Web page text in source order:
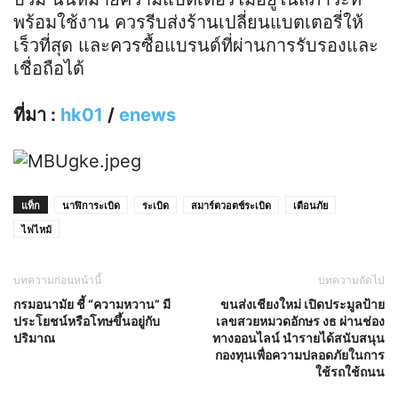
พร้อมใช้งาน ควรรีบส่งร้านเปลี่ยนแบตเตอรี่ให้
เร็วที่สุด และควรซื้อแบรนด์ที่ผ่านการรับรองและ
เชื่อถือได้
ที่มา : hk01 / enews
แท็ก นาฬิการะเบิด ระเบิด สมาร์ตวอตช์ระเบิด
เตือนภัย
ไฟไหม้
บทความก่อนหน้านี้
กรมอนามัย ชี้ “ความหวาน” มี
ประโยชน์หรือโทษขึ้นอยู่กับ
ปริมาณ
บทความถัดไป
ขนส่งเชียงใหม่ เปิดประมูลป้าย
เลขสวยหมวดอักษร งธ ผ่านช่อง
ทางออนไลน์ นำรายได้สนับสนุน
กองทุนเพื่อความปลอดภัยในการ
ใช้รถใช้ถนน